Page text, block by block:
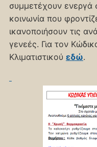
συμμετέχουν ενεργά
κοινωνία που
ικανοποιήσουν τις
γενεές. Για τον
Κλιματιστικού εδώ.